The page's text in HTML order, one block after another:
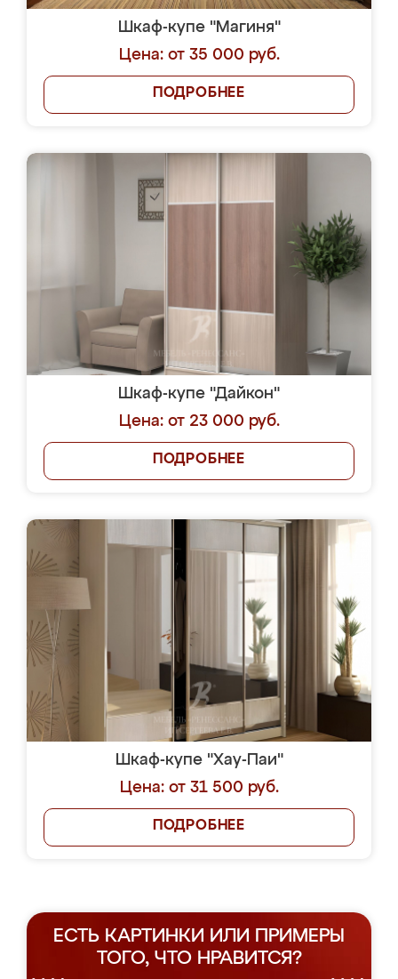
Шкаф-купе "Магиня"
Цена: от 35 000 руб.
ПОДРОБНЕЕ
Шкаф-купе "Дайкон"
Цена: от 23 000 руб.
ПОДРОБНЕЕ
Шкаф-купе "Хау-Паи"
Цена: от 31 500 руб.
ПОДРОБНЕЕ
ЕСТЬ КАРТИНКИ ИЛИ ПРИМЕРЫ
ТОГО, ЧТО НРАВИТСЯ?